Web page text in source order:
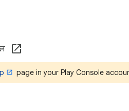
page in your Play Console